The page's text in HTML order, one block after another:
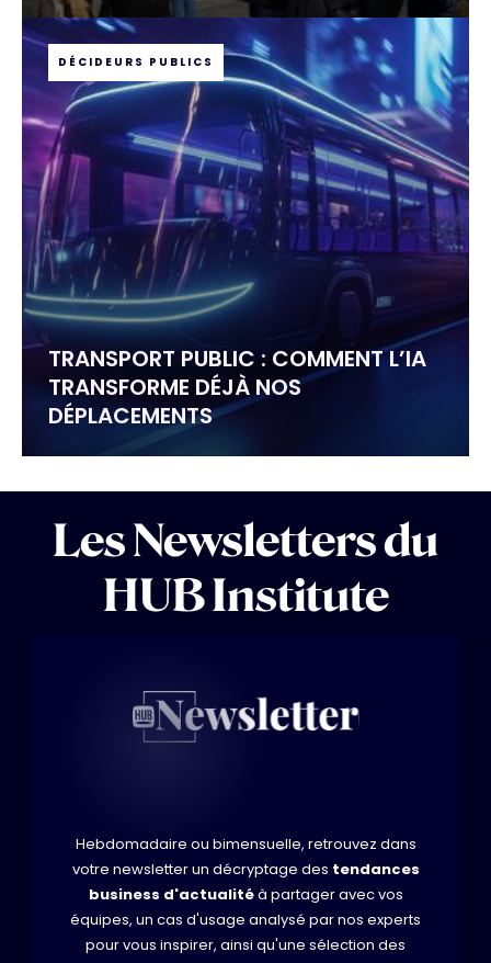
DÉCIDEURS PUBLICS
TRANSPORT PUBLIC : COMMENT L’IA
TRANSFORME DÉJÀ NOS
DÉPLACEMENTS
Les Newsletters du
HUB Institute
Hebdomadaire ou bimensuelle, retrouvez dans
votre newsletter un décryptage des tendances
business d'actualitéà partager avec vos
équipes, un cas d'usage analysé par nos experts
pour vous inspirer, ainsi qu'une sélection des